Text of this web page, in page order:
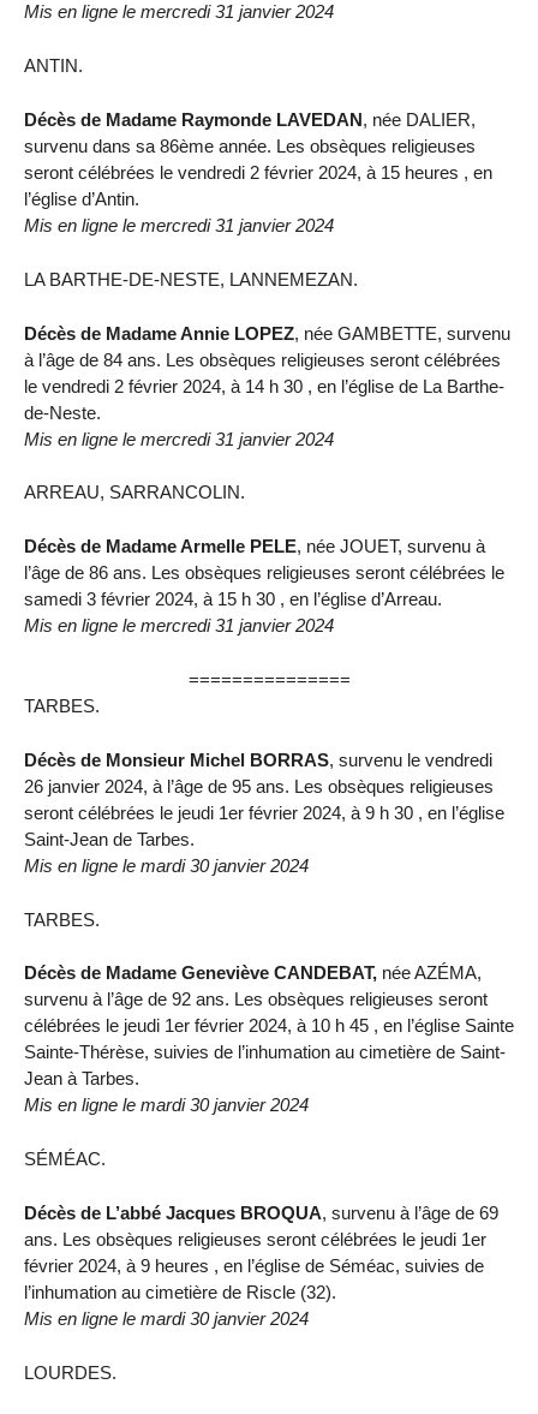
Mis en ligne le mercredi 31 janvier 2024
ANTIN.
Décès de Madame Raymonde LAVEDAN, née DALIER,
survenu dans sa 86ème année. Les obsèques religieuses
seront célébrées le vendredi 2 février 2024, à 15 heures , en
l’église d’Antin.
Mis en ligne le mercredi 31 janvier 2024
LA BARTHE-DE-NESTE, LANNEMEZAN.
Décès de Madame Annie LOPEZ, née GAMBETTE, survenu
à l’âge de 84 ans. Les obsèques religieuses seront célébrées
le vendredi 2 février 2024, à 14 h 30 , en l’église de La Barthe-
de-Neste.
Mis en ligne le mercredi 31 janvier 2024
ARREAU, SARRANCOLIN.
Décès de Madame Armelle PELE, née JOUET, survenu à
l’âge de 86 ans. Les obsèques religieuses seront célébrées le
samedi 3 février 2024, à 15 h 30 , en l’église d’Arreau.
Mis en ligne le mercredi 31 janvier 2024
===============
TARBES.
Décès de Monsieur Michel BORRAS, survenu le vendredi
26 janvier 2024, à l’âge de 95 ans. Les obsèques religieuses
seront célébrées le jeudi 1er février 2024, à 9 h 30 , en l’église
Saint-Jean de Tarbes.
Mis en ligne le mardi 30 janvier 2024
TARBES.
Décès de Madame Geneviève CANDEBAT, née AZÉMA,
survenu à l’âge de 92 ans. Les obsèques religieuses seront
célébrées le jeudi 1er février 2024, à 10 h 45 , en l’église Sainte
Sainte-Thérèse, suivies de l’inhumation au cimetière de Saint-
Jean à Tarbes.
Mis en ligne le mardi 30 janvier 2024
SÉMÉAC.
Décès de L’abbé Jacques BROQUA, survenu à l’âge de 69
ans. Les obsèques religieuses seront célébrées le jeudi 1er
février 2024, à 9 heures , en l’église de Séméac, suivies de
l’inhumation au cimetière de Riscle (32).
Mis en ligne le mardi 30 janvier 2024
LOURDES.